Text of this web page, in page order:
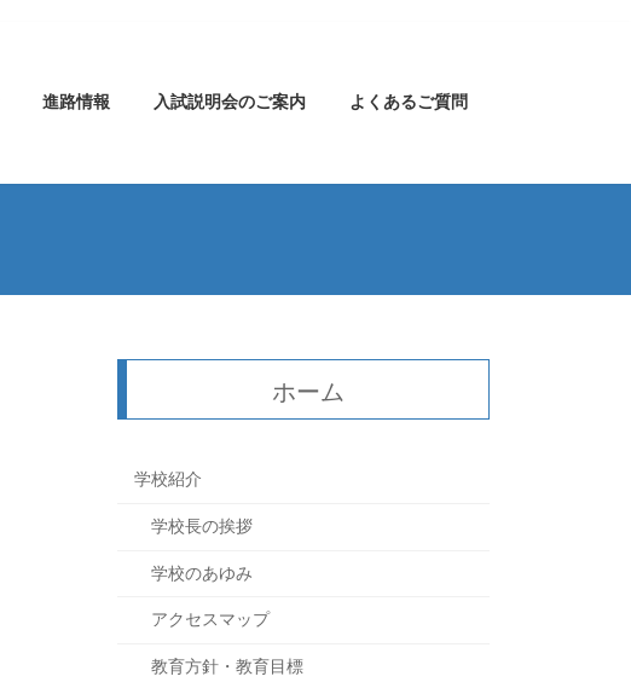
進路情報 入試説明会のご案内 よくあるご質問
ホーム
学校紹介
学校長の挨拶
学校のあゆみ
アクセスマップ
教育方針・教育目標